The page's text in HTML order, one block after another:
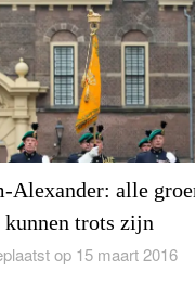
alle
kunnen trots zijn
op 15 maart 2016